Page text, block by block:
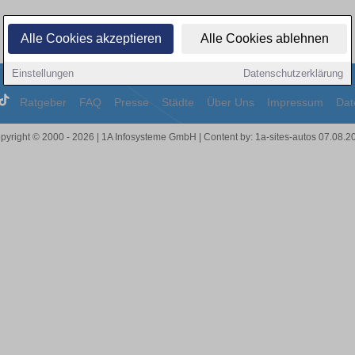
Alle Cookies akzeptieren Alle Cookies ablehnen
Einstellungen Datenschutzerklärung
Ratgeber FAQ Presse Städte Über Uns Impressum
© 2000 - 2026 | 1A Infosysteme GmbH | Content by: 1a-sites-autos